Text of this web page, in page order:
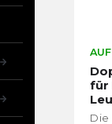
für
Die